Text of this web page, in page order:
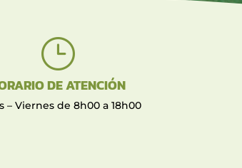
}
DE ATENCIÓN
– Viernes de 8h00 a 18h00